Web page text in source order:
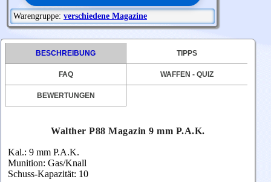
Warengruppe: verschiedene Magazine
BESCHREIBUNG TIPPS
FAQ WAFFEN - QUIZ
BEWERTUNGEN
Walther P88 Magazin 9 mm P.A.K.
Kal.: 9 mm P.A.K.
Munition: Gas/Knall
Schuss-Kapazität: 10